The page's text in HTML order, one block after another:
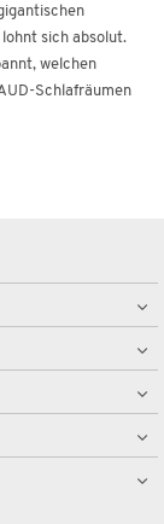
sich absolut.
welchen
Schlafräumen